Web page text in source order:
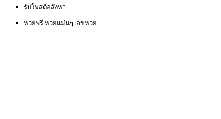
รับโพสต์อสังหา
หวยฟรี หวยแม่นๆ เลขหวย